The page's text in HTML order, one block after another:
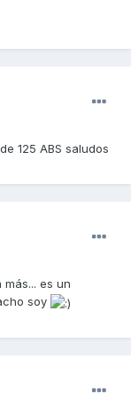
125 ABS saludos
es un
soy